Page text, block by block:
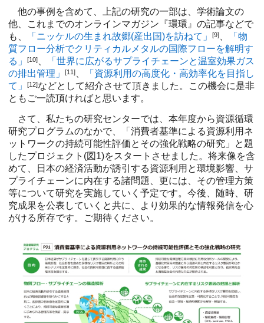
他の事例を含めて、上記の研究の一部は、学術論文の
他、これまでのオンラインマガジン『環環』の記事などで
も、
「ニッケルの生まれ故郷(産出国)を訪ねて」 [9]
「物
質フロー分析でクリティカルメタルの国際フローを解明す
る」
[10]
「世界に広がるサプライチェーンと温室効果ガス
の排出管理」
[11]
「資源利用の高度化・高効率化を目指し
て」
[12]などとして紹介させて頂きました。この機会に是非
ともご一読頂ければと思います。
さて、私たちの研究センターでは、本年度から資源循環
研究プログラムのなかで、「消費者基準による資源利用ネ
ットワークの持続可能性評価とその強化戦略の研究」と題
したプロジェクト(図1)をスタートさせました。将来像を含
めて、日本の経済活動が誘引する資源利用と環境影響、サ
プライチェーンに内在する諸問題、更には、その管理方策
等について研究を実施していく予定です。今後、随時、研
究成果を公表していくと共に、より効果的な情報発信を心
がける所存です。ご期待ください。